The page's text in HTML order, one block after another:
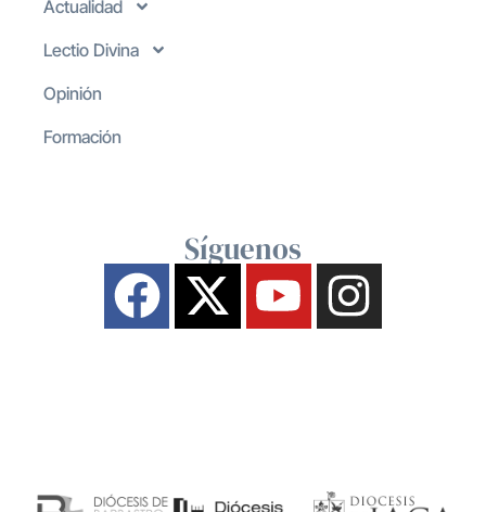
Actualidad
Lectio Divina
Opinión
Formación
Síguenos